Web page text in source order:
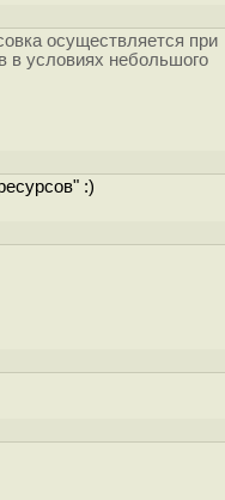
осуществляется при
в условиях небольшого
:)